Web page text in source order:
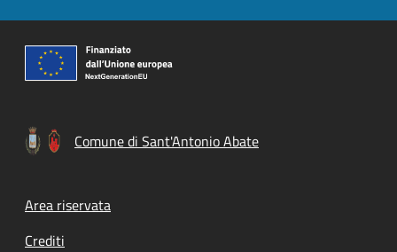
Comune di Sant'Antonio Abate
Footer menu
Area riservata
Crediti